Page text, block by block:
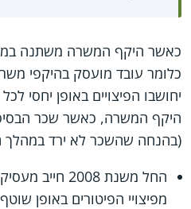
כאשר היקף המשרה משתנה
כלומר עובד מועסק בהיקפי
יחושבו הפיצויים באופן יחסי
היקף המשרה, כאשר שכר
(בהנחה שהשכר לא ירד
החל משנת
מפיצויי הפיטורים באופן